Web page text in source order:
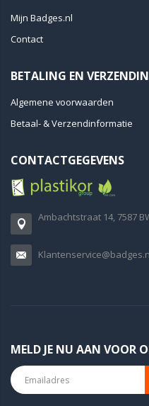
Mijn Badges.nl
Contact
BETALING EN
Algemene voorwaarden
Betaal- & Verzendinformatie
CONTACTGEGEVENS
Ambachtstraat 14, 7587
MELD JE NU AAN VOOR